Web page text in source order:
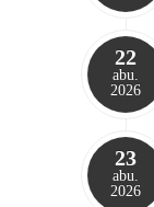
22
abu.
2026
23
abu.
2026